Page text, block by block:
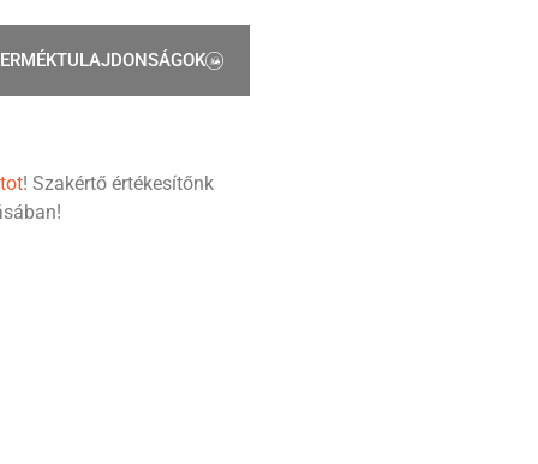
! Szakértő értékesítőnk